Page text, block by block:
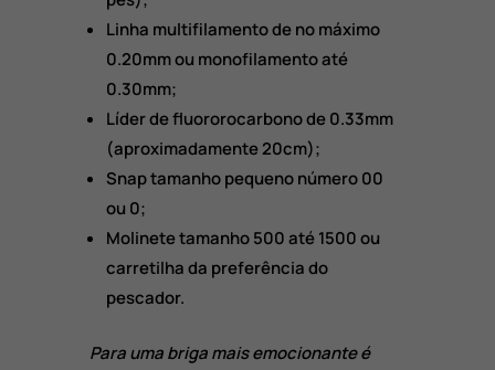
Linha multifilamento de no máximo
0.20mm ou monofilamento até
0.30mm;
Líder de fluororocarbono de 0.33mm
(aproximadamente 20cm);
Snap tamanho pequeno número 00
ou 0;
Molinete tamanho 500 até 1500 ou
carretilha da preferência do
pescador.
Para uma briga mais emocionante é